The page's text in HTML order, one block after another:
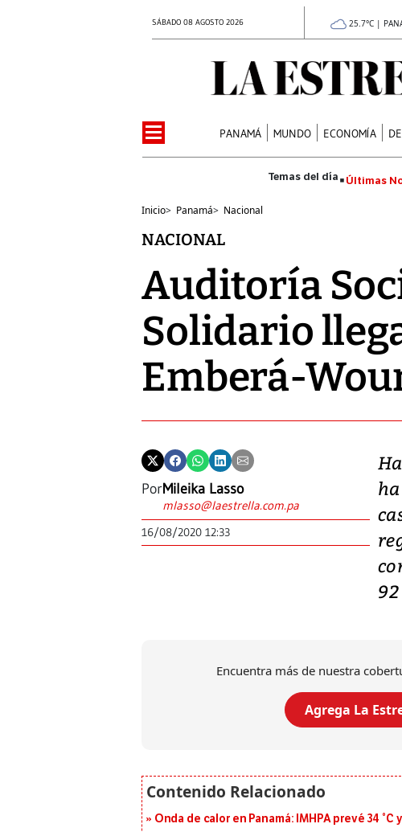
SÁBADO 08 AGOSTO 2026 25.7°C |
PANAMÁ MUNDO ECONOMÍA
Últimas
Inicio> Panamá> Nacional
NACIONAL
Auditoría
Solidario
Emberá-
PorMileika Lasso
mlasso@laestrella.com.pa
16/08/2020 12:33
Encuentra más de nuestra
Agrega La
Onda de calor en Panamá: IMHPA prevé 34